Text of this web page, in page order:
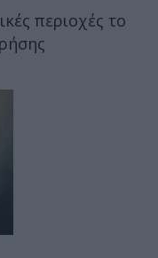
περιοχές το